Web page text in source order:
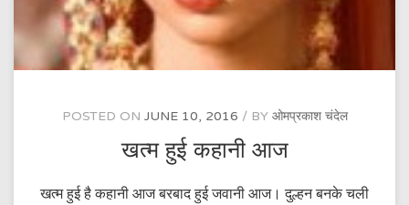
POSTED ON JUNE 10, 2016 BY ओमप्रकाश चंदेल
खत्म हुई कहानी आज
खत्म हुई है कहानी आज बरबाद हुई जवानी आज। दुल्हन बनके चली